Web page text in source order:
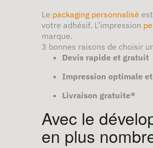
Le packaging personnalisé
votre adhésif. L’impression
marque.
3 bonnes raisons de choisir
Devis rapide et gratuit
Impression optimale
Livraison gratuite*
Avec le
en plus